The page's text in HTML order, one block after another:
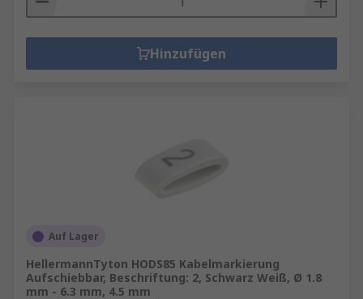
Hinzufügen
Auf Lager
HellermannTyton HODS85 Kabelmarkierung
Aufschiebbar, Beschriftung: 2, Schwarz Weiß, Ø 1.8
mm - 6.3 mm, 4.5 mm